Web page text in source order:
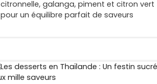
citronnelle, galanga, piment et citron vert
pour un équilibre parfait de saveurs